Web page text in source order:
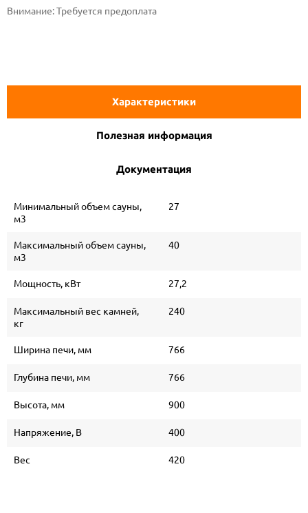
Внимание:Требуется предоплата
Характеристики
Полезная информация
Документация
Минимальный объем сауны,
м3
27
Максимальный объем сауны,
м3
40
Мощность, кВт 27,2
Максимальный вес камней,
кг
240
Ширина печи, мм 766
Глубина печи, мм 766
Высота, мм 900
Напряжение, В 400
Вес 420